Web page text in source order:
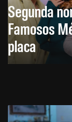
Segunda
Famosos
placa